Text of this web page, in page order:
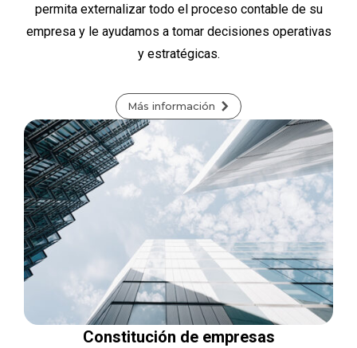
permita externalizar todo el proceso contable de su
empresa y le ayudamos a tomar decisiones operativas
y estratégicas.
Más información
Constitución de empresas